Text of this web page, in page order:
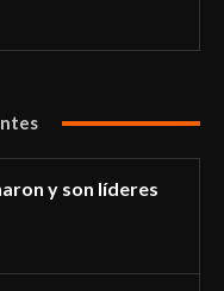
y son líderes